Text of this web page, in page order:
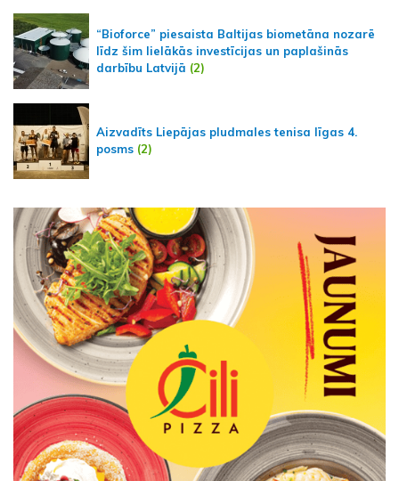
“Bioforce” piesaista Baltijas biometāna nozarē
līdz šim lielākās investīcijas un paplašinās
darbību Latvijā (2)
Aizvadīts Liepājas pludmales tenisa līgas 4.
posms (2)